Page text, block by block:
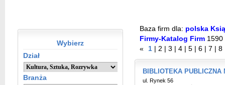
Wybierz
Dział
Branża
Baza firm dla: polska
Firmy-Katalog Firm 1590
«
1 2 3 4 5 6 7 8
BIBLIOTEKA PUBLICZNA
ul. Rynek 56